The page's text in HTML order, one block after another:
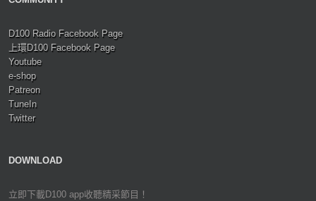
D100 Radio Facebook Page
上環D100 Facebook Page
Youtube
e-shop
Patreon
TuneIn
Twitter
DOWNLOAD
立即下載D100 app收聽精采節目！